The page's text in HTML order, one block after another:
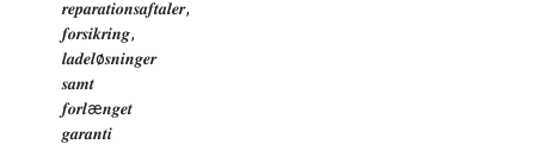
𝒓𝒆𝒑𝒂𝒓𝒂𝒕𝒊𝒐𝒏𝒔𝒂𝒇𝒕𝒂𝒍𝒆𝒓,
𝒇𝒐𝒓𝒔𝒊𝒌𝒓𝒊𝒏𝒈,
𝒍𝒂𝒅𝒆𝒍ø𝒔𝒏𝒊𝒏𝒈𝒆𝒓
𝒔𝒂𝒎𝒕
𝒇𝒐𝒓𝒍æ𝒏𝒈𝒆𝒕
𝒈𝒂𝒓𝒂𝒏𝒕𝒊